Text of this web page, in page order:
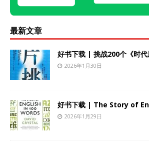
最新文章
好书下载 | 挑战200个《时
2026年1月30日
好书下载 | The Story of
2026年1月29日